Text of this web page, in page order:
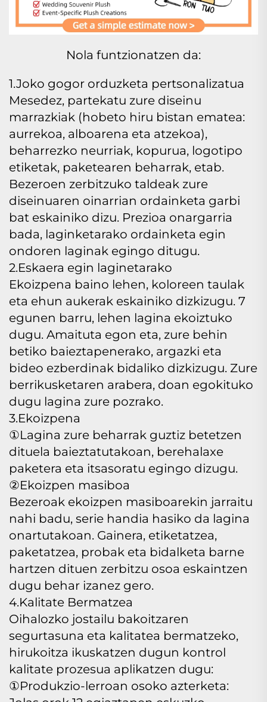
Nola funtzionatzen da:
1.Joko gogor orduzketa pertsonalizatua
Mesedez, partekatu zure diseinu
marrazkiak (hobeto hiru bistan ematea:
aurrekoa, alboarena eta atzekoa),
beharrezko neurriak, kopurua, logotipo
etiketak, paketearen beharrak, etab.
Bezeroen zerbitzuko taldeak zure
diseinuaren oinarrian ordainketa garbi
bat eskainiko dizu. Prezioa onargarria
bada, laginketarako ordainketa egin
ondoren laginak egingo ditugu.
2.Eskaera egin laginetarako
Ekoizpena baino lehen, koloreen taulak
eta ehun aukerak eskainiko dizkizugu. 7
egunen barru, lehen lagina ekoiztuko
dugu. Amaituta egon eta, zure behin
betiko baieztapenerako, argazki eta
bideo ezberdinak bidaliko dizkizugu. Zure
berrikusketaren arabera, doan egokituko
dugu lagina zure pozrako.
3.Ekoizpena
①Lagina zure beharrak guztiz betetzen
dituela baieztatutakoan, berehalaxe
paketera eta itsasoratu egingo dizugu.
②Ekoizpen masiboa
Bezeroak ekoizpen masiboarekin jarraitu
nahi badu, serie handia hasiko da lagina
onartutakoan. Gainera, etiketatzea,
paketatzea, probak eta bidalketa barne
hartzen dituen zerbitzu osoa eskaintzen
dugu behar izanez gero.
4.Kalitate Bermatzea
Oihalozko jostailu bakoitzaren
segurtasuna eta kalitatea bermatzeko,
hirukoitza ikuskatzen dugun kontrol
kalitate prozesua aplikatzen dugu:
①Produkzio-lerroan osoko azterketa: